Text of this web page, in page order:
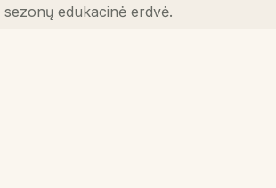
sezonų edukacinė erdvė.